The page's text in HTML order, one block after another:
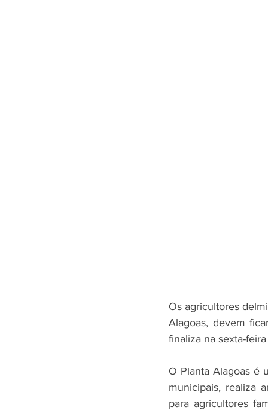
Os agricultores
Alagoas, devem
finaliza na sexta-feira
O Planta Alagoas é
municipais, realiza
para agricultores